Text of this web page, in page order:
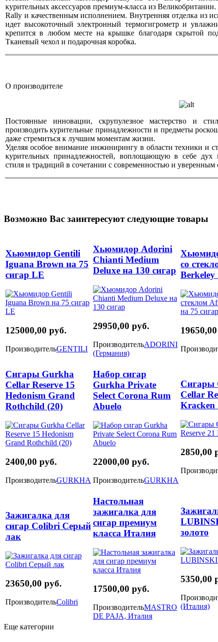
курительных аксессуаров премиум-класса из
Rally и качественным исполнением. Внутренняя отделка из
идет высокоточный электронный термогигрометр и
крепится в любом месте на крышке благодаря скрытой
Тканевый чехол и подарочная коробка.
О производителе
Постоянные инновации, скрупулезное мастерство и
производить курительные принадлежности и предметы
даже стремиться к лучшим моментам жизни.
Уделяя особое внимание инжинирингу в области техники и
курительных принадлежностей, воплощающую в себе дух
стиля и традиций в сочетании с современностью и
Возможно Вас заинтересуют следующие товары
Хьюмидор Gentili
Iguana Brown на 75
сигар LE
125000,00 руб.
ПроизводительGENTILI
Хьюмидор Аdorini
Chianti Medium
Deluxe на 130 сигар
29950,00 руб.
ПроизводительADORINI
(Германия)
со
Berkeley
Сигары Gurkha
Cellar Reserve 15
Hedonism Grand
Rothchild (20)
2400,00 руб.
ПроизводительGURKHA
Набор сигар
Gurkha Private
Select Corona Rum
Abuelo
22000,00 руб.
ПроизводительGURKHA
Сигары
Cellar
Kracken
2850,00
Зажигалка для
сигар Colibri Серый
лак
23650,00 руб.
ПроизводительColibri
Настольная
зажигалка для
сигар премиум
класса Италия
17500,00 руб.
ПроизводительMASTRO
DE PAJA, Италия
золото
5350,00
(Италия)
Еще категории